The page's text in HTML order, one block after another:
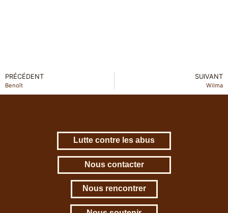
PRÉCÉDENT
Benoît
SUIVANT
Wilma
Lutte contre les abus
Nous contacter
Nous rencontrer